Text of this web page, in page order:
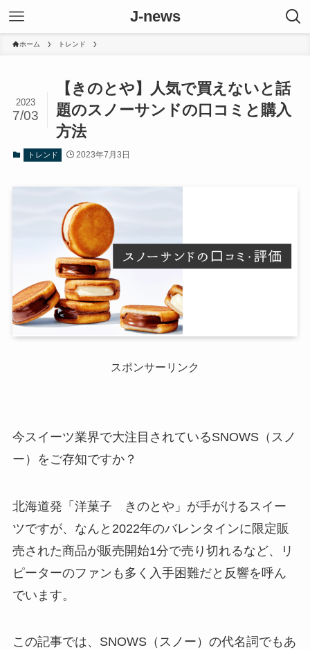
J-news
ホーム トレンド
【きのとや】人気で買えないと話
題のスノーサンドの口コミと購入
方法
2023
7/03
トレンド 2023年7月3日
スポンサーリンク
今スイーツ業界で大注目されているSNOWS（スノ
ー）をご存知ですか？
北海道発「洋菓子 きのとや」が手がけるスイー
ツですが、なんと2022年のバレンタインに限定販
売された商品が販売開始1分で売り切れるなど、リ
ピーターのファンも多く入手困難だと反響を呼ん
でいます。
この記事では、SNOWS（スノー）の代名詞でもあ